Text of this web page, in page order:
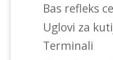
Bas refleks
Uglovi za
Terminali